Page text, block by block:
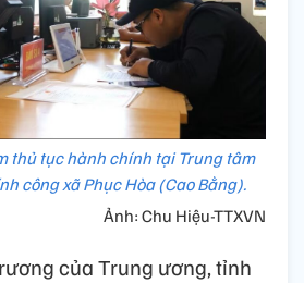
thủ tục hành chính tại Trung tâm
công xã Phục Hòa (Cao Bằng).
Ảnh: Chu Hiệu-TTXVN
của Trung ương, tỉnh